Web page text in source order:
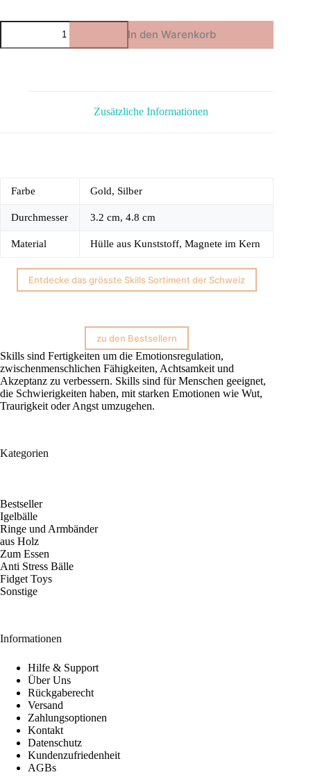
Akupressurkugeln
In den Warenkorb
Zusätzliche Informationen
Farbe Gold, Silber
Durchmesser 3.2 cm, 4.8 cm
Material Hülle aus Kunststoff, Magnete im Kern
Entdecke das grösste Skills Sortiment der Schweiz
zu den Bestsellern
Skills sind Fertigkeiten um die Emotionsregulation,
zwischenmenschlichen Fähigkeiten, Achtsamkeit und
Akzeptanz zu verbessern. Skills sind für Menschen geeignet,
die Schwierigkeiten haben, mit starken Emotionen wie Wut,
Traurigkeit oder Angst umzugehen.
Kategorien
Bestseller
Igelbälle
Ringe und Armbänder
aus Holz
Zum Essen
Anti Stress Bälle
Fidget Toys
Sonstige
Informationen
Hilfe & Support
Über Uns
Rückgaberecht
Versand
Zahlungsoptionen
Kontakt
Datenschutz
Kundenzufriedenheit
AGBs